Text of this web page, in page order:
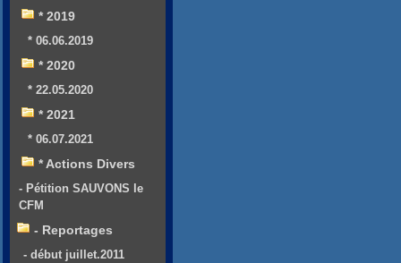
* 2019
* 06.06.2019
* 2020
* 22.05.2020
* 2021
* 06.07.2021
* Actions Divers
- Pétition SAUVONS le
CFM
- Reportages
- début juillet.2011